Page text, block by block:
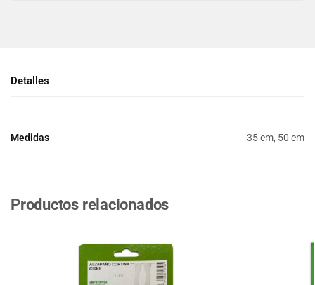
Detalles
Medidas 35 cm, 50 cm
Productos relacionados